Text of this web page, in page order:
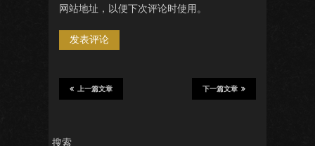
网站地址，以便下次评论时使用。
下一篇文章
上一篇文章
搜索